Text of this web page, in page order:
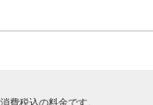
費税込の料金です。